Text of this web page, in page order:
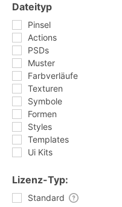
Dateityp
Pinsel
Actions
PSDs
Muster
Farbverläufe
Texturen
Symbole
Formen
Styles
Templates
Ui Kits
Lizenz-Typ:
Standard